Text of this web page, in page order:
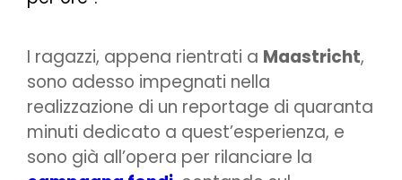
I ragazzi, appena rientrati a Maastricht,
sono adesso impegnati nella
realizzazione di un reportage di quaranta
minuti dedicato a quest’esperienza, e
sono già all’opera per rilanciare la